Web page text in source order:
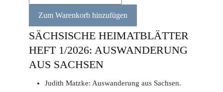
SÄCHSISCHE HEIMATBLÄTTER
HEFT 1/2026: AUSWANDERUNG
AUS SACHSEN
Judith Matzke: Auswanderung aus Sachsen.